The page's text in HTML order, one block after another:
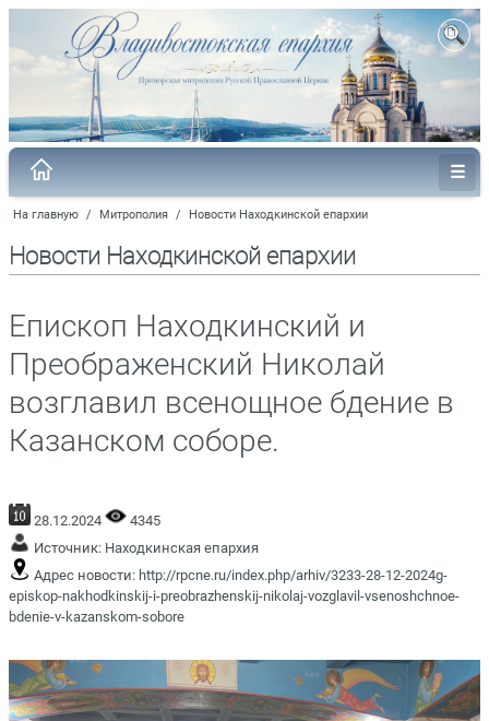
На главную / Митрополия / Новости Находкинской епархии
Новости Находкинской епархии
Епископ Находкинский и
Преображенский Николай
возглавил всенощное бдение в
Казанском соборе.
28.12.2024
4345
Источник: Находкинская епархия
Адрес новости: http://rpcne.ru/index.php/arhiv/3233-28-12-2024g-
episkop-nakhodkinskij-i-preobrazhenskij-nikolaj-vozglavil-vsenoshchnoe-
bdenie-v-kazanskom-sobore